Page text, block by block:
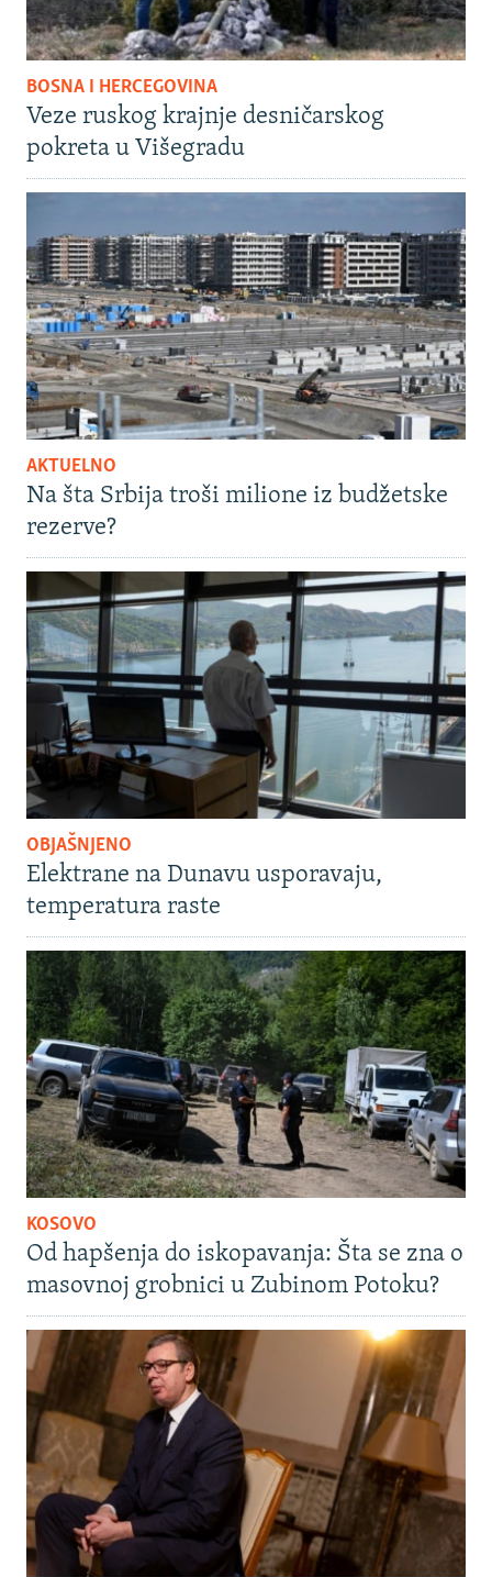
BOSNA I HERCEGOVINA
Veze ruskog krajnje desničarskog
pokreta u Višegradu
AKTUELNO
Na šta Srbija troši milione iz budžetske
rezerve?
OBJAŠNJENO
Elektrane na Dunavu usporavaju,
temperatura raste
KOSOVO
Od hapšenja do iskopavanja: Šta se zna o
masovnoj grobnici u Zubinom Potoku?